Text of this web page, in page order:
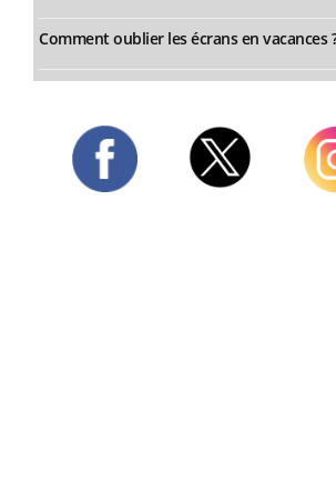
Comment oublier les écrans en vacances ?